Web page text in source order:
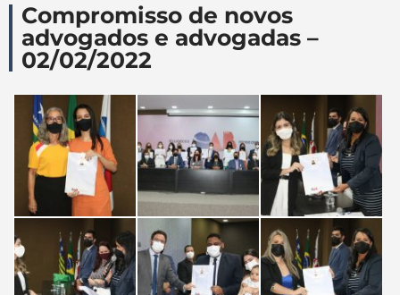
Compromisso de novos
advogados e advogadas –
02/02/2022